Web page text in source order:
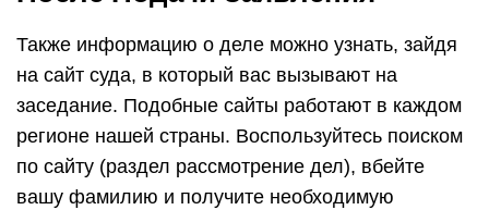
Также информацию о деле можно узнать, зайдя
на сайт суда, в который вас вызывают на
заседание. Подобные сайты работают в каждом
регионе нашей страны. Воспользуйтесь поиском
по сайту (раздел рассмотрение дел), вбейте
вашу фамилию и получите необходимую